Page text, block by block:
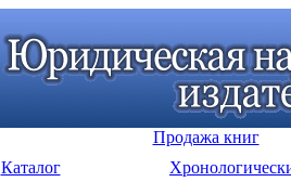
Продажа книг
Каталог